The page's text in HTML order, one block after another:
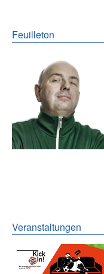
Feuilleton
Veranstaltungen